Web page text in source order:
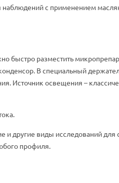
с применением
быстро разместить
В специальный
Источник освещения –
другие виды исследований для
профиля.